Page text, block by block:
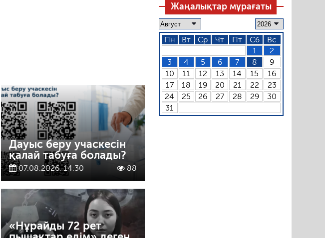
Дауыс беру учаскесін
қалай табуға болады?
07.08.2026, 14:30 88
«Нұрайды 72 рет
Жаңалықтар мұрағаты
Пн Вт Ср Чт Пт Сб
Вс
1
2
3
4 5 6 7 8
9
10
11 12 13 14 15
16
17
18 19 20 21 22
23
24
25 26 27 28 29
30
31